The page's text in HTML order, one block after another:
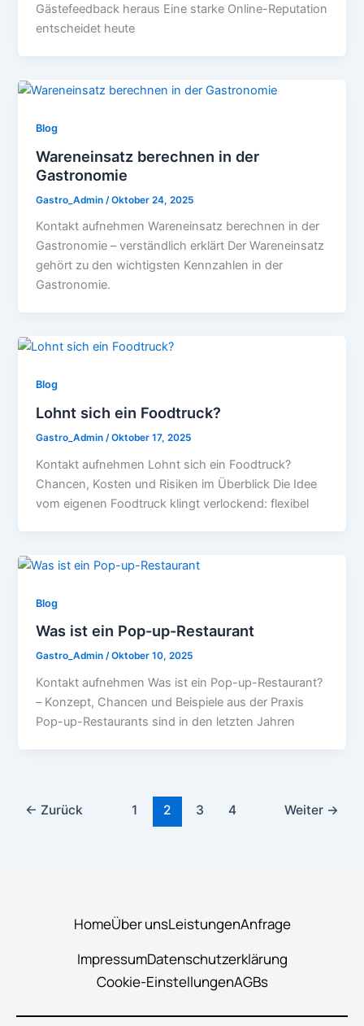
Gästefeedback heraus Eine starke Online-Reputation
entscheidet heute
Blog
Wareneinsatz berechnen in der
Gastronomie
Gastro_Admin /Oktober 24, 2025
Kontakt aufnehmen Wareneinsatz berechnen in der
Gastronomie – verständlich erklärt Der Wareneinsatz
gehört zu den wichtigsten Kennzahlen in der
Gastronomie.
Blog
Lohnt sich ein Foodtruck?
Gastro_Admin/Oktober 17, 2025
Kontakt aufnehmen Lohnt sich ein Foodtruck?
Chancen, Kosten und Risiken im Überblick Die Idee
vom eigenen Foodtruck klingt verlockend: flexibel
Blog
Was ist ein Pop-up-Restaurant
Gastro_Admin/Oktober 10, 2025
Kontakt aufnehmen Was ist ein Pop-up-Restaurant?
– Konzept, Chancen und Beispiele aus der Praxis
Pop-up-Restaurants sind in den letzten Jahren
← Zurück 1 2 3 4 Weiter →
HomeÜber unsLeistungenAnfrage
ImpressumDatenschutzerklärung
Cookie-EinstellungenAGBs